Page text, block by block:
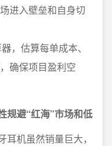
进入壁垒和自身切
，估算每单成本、
确保项目盈利空
规避“红海”市场和低
耳机虽然销量巨大，